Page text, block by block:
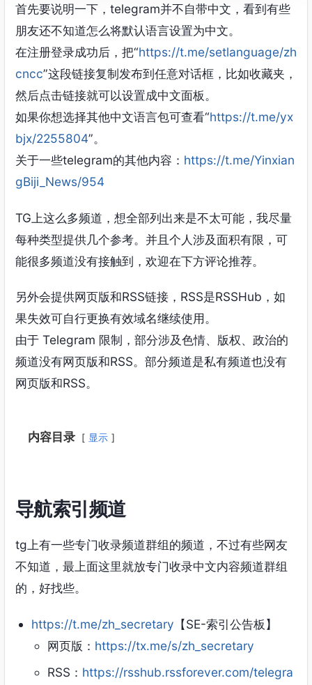
首先要说明一下，telegram并不自带中文，看到有些
朋友还不知道怎么将默认语言设置为中文。
在注册登录成功后，把“https://t.me/setlanguage/zh
cncc”这段链接复制发布到任意对话框，比如收藏夹，
然后点击链接就可以设置成中文面板。
如果你想选择其他中文语言包可查看“https://t.me/yx
bjx/2255804”。
关于一些telegram的其他内容： https://t.me/Yinxian
gBiji_News/954
TG上这么多频道，想全部列出来是不太可能，我尽量
每种类型提供几个参考。并且个人涉及面积有限，可
能很多频道没有接触到，欢迎在下方评论推荐。
另外会提供网页版和RSS链接，RSS是RSSHub，如
果失效可自行更换有效域名继续使用。
由于 Telegram 限制，部分涉及色情、版权、政治的
频道没有网页版和RSS。部分频道是私有频道也没有
网页版和RSS。
内容目录 显示
导航索引频道
tg上有一些专门收录频道群组的频道，不过有些网友
不知道，最上面这里就放专门收录中文内容频道群组
的，好找些。
https://t.me/zh_secretary 【SE-索引公告板】
网页版： https://tx.me/s/zh_secretary
RSS： https://rsshub.rssforever.com/telegra